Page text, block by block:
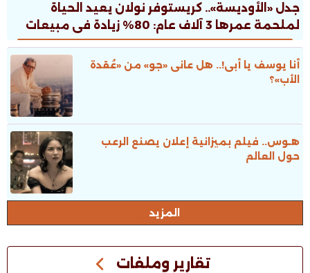
جدل «الأوديسة».. كريستوفر نولان يعيد الحياة
لملحمة عمرها 3 آلاف عام: 80% زيادة فى مبيعات
الطبعات.. ونقاش ثقافى صاخب
أنا يوسف يا أبى!.. هل عانى «جو» من «عُقدة
الأب»؟
هـوس.. فيلم بميزانية إعلان يصنع الرعب
حول العالم
المزيد
تقارير وملفات